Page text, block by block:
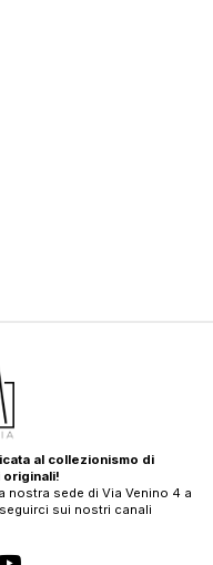
al collezionismo di
originali!
nostra sede di Via Venino 4 a
sui nostri canali